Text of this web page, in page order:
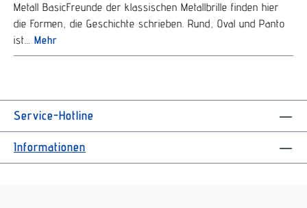
Metall BasicFreunde der klassischen Metallbrille finden hier
die Formen, die Geschichte schrieben. Rund, Oval und Panto
ist… Mehr
Service-Hotline
Informationen